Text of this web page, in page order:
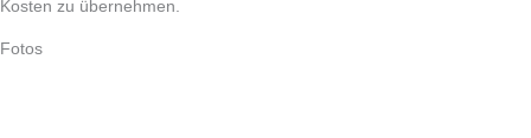
Kosten zu übernehmen.
Fotos